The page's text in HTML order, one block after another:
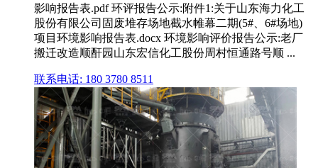
影响报告表.pdf 环评报告公示:附件1:关于山东海力化工
股份有限公司固废堆存场地截水帷幕二期(5#、6#场地)
项目环境影响报告表.docx 环境影响评价报告公示:老厂
搬迁改造顺酐园山东宏信化工股份周村恒通路号顺 ...
联系电话: 180 3780 8511